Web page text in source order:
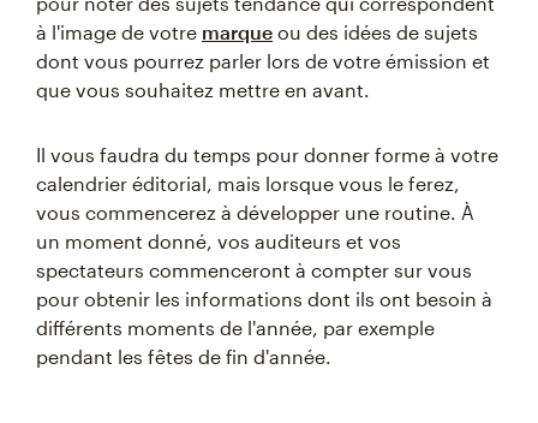
à l'image de votre marque ou des idées de sujets
dont vous pourrez parler lors de votre émission et
que vous souhaitez mettre en avant.
Il vous faudra du temps pour donner forme à votre
calendrier éditorial, mais lorsque vous le ferez,
vous commencerez à développer une routine. À
un moment donné, vos auditeurs et vos
spectateurs commenceront à compter sur vous
pour obtenir les informations dont ils ont besoin à
différents moments de l'année, par exemple
pendant les fêtes de fin d'année.